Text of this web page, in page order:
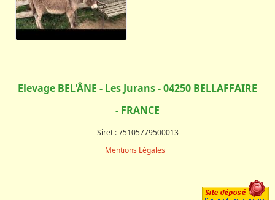
Elevage BEL'ÂNE - Les Jurans - 04250 BELLAFFAIRE
- FRANCE
Siret : 75105779500013
Mentions Légales